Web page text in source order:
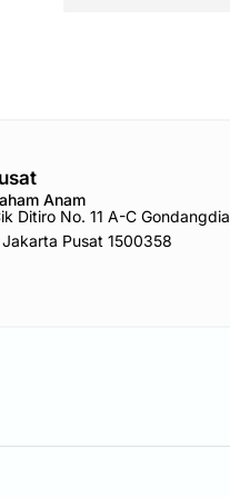
Anam
Ditiro No. 11 A-C Gondangdia
Pusat 1500358